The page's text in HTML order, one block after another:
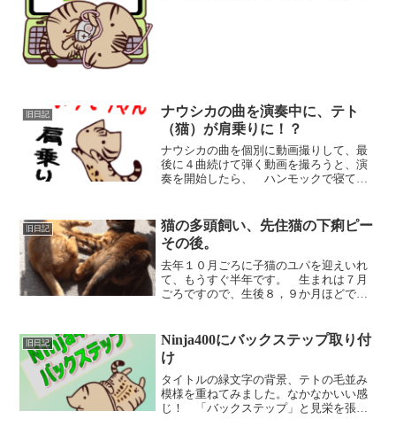
旧日記
ナウシカの曲を演奏中に、テト
（猫）が肩乗りに！？
ナウシカの曲を個別に動画撮りして、最
後に４曲続けて弾く動画を撮ろうと、演
奏を開始したら、 ハンモックで寝てい
て、演奏を中断する羽目になりますが、
今回は弦にちょっかいを出...
旧日記
猫の多頭飼い、先住猫の下痢ピー
その後。
去年１０月ごろに子猫のユパを迎えいれ
て、もうすぐ半年です。 生まれは７月
ごろですので、生後８，９か月ほどで
か改善 多頭飼いの影響なのか、先住猫
のテトが、１１月ごろから１...
旧日記
Ninja400にバックステップ取り付
け
タイトルの緑文字の背景、テトの毛並み
模様を重ねてみました。なかなかいい感
じ！ 「バックステップ」と見栄を張っ